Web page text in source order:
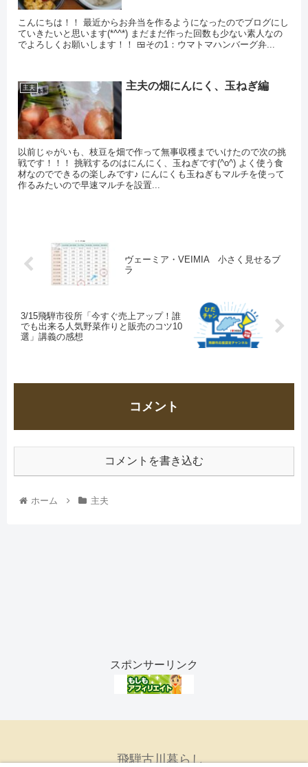
こんにちは！！ 最近からお弁当を作るようになったのでブログにし
ていきたいと思います(*^^*) まだまだ作った回数も少ない素人なの
でよろしくお願いします！！ 🍱その1：ウマトマハンバーグ弁...
主夫 主夫の畑にんにく、玉ねぎ編
以前じゃがいも、枝豆を畑で作って無事収穫までいけたので次の挑
戦です！！！ 挑戦するのはにんにく、玉ねぎです(^o^) よく使う食
材なのでできるの楽しみです♪ にんにくも玉ねぎもマルチを使って
作るみたいので早速マルチを設置...
ヴェーミア・VEIMIA 小さく見せるブ
ラ
3/15飛騨市役所「今すぐ売上アップ！誰
でも出来る人気野菜作りと販売のコツ10
選」講義の感想
コメント
コメントを書き込む
ホーム 主夫
スポンサーリンク
飛騨古川暮らし